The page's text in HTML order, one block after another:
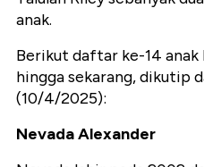
anak.
Berikut daftar ke-14 anak
hingga sekarang, dikutip
(10/4/2025):
Nevada Alexander